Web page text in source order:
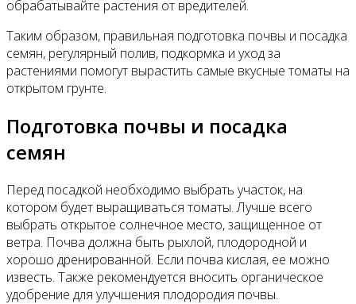
обрабатывайте растения от вредителей.
Таким образом, правильная подготовка почвы и посадка
семян, регулярный полив, подкормка и уход за
растениями помогут вырастить самые вкусные томаты на
открытом грунте.
Подготовка почвы и посадка
семян
Перед посадкой необходимо выбрать участок, на
котором будет выращиваться томаты. Лучше всего
выбрать открытое солнечное место, защищенное от
ветра. Почва должна быть рыхлой, плодородной и
хорошо дренированной. Если почва кислая, ее можно
известь. Также рекомендуется вносить органическое
удобрение для улучшения плодородия почвы.